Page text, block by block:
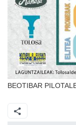
BEOTIBAR